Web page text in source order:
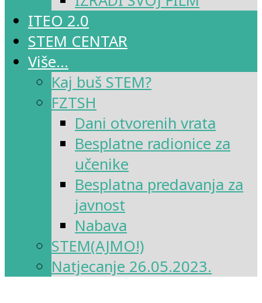
ITEO 2.0
STEM CENTAR
Više…
Kaj buš STEM?
FZTSH
Dani otvorenih vrata
Besplatne radionice za
učenike
Besplatna predavanja za
javnost
Nabava
STEM(AJMO!)
Natjecanje 26.05.2023.